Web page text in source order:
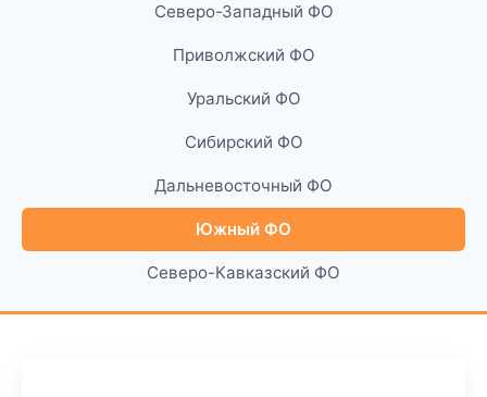
Северо-Западный ФО
Приволжский ФО
Уральский ФО
Сибирский ФО
Дальневосточный ФО
Южный ФО
Северо-Кавказский ФО